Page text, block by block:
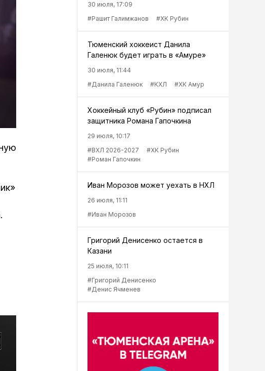
30 июля, 17:09
#Рашит Галимжанов
#ХК Рубин
Тюменский хоккеист Данила
Галенюк будет играть в «Амуре»
30 июля, 11:44
#Данила Галенюк
#КХЛ #ХК Амур
Хоккейный клуб «Рубин» подписал
защитника Романа Гапочкина
29 июля, 10:17
#ВХЛ 2026-2027
#ХК Рубин
#Роман Гапочкин
Иван Морозов может уехать в НХЛ
26 июля, 11:11
#Иван Морозов
Григорий Денисенко остается в
Казани
25 июля, 10:11
#Григорий Денисенко
#Денис Ячменев